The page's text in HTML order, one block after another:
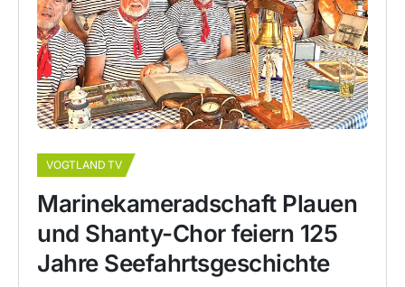
VOGTLAND TV
Marinekameradschaft Plauen
und Shanty-Chor feiern 125
Jahre Seefahrtsgeschichte